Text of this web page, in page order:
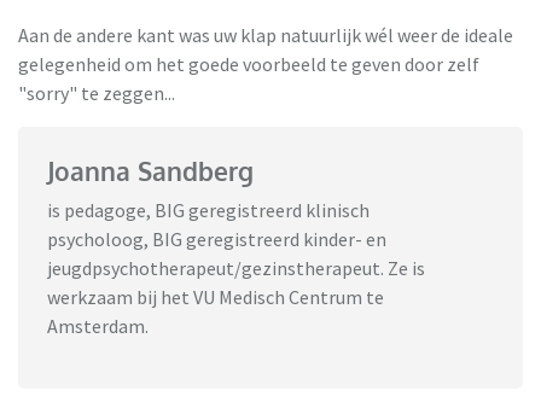
Aan de andere kant was uw klap natuurlijk wél weer de ideale
gelegenheid om het goede voorbeeld te geven door zelf
"sorry" te zeggen...
Joanna Sandberg
is pedagoge, BIG geregistreerd klinisch
psycholoog, BIG geregistreerd kinder- en
jeugdpsychotherapeut/gezinstherapeut. Ze is
werkzaam bij het VU Medisch Centrum te
Amsterdam.